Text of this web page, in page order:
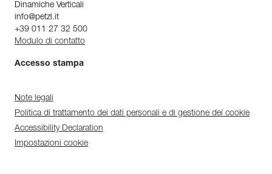
Dinamiche Verticali
info@petzl.it
+39 011 27 32 500
Modulo di contatto
Accesso stampa
Note legali
Politica di trattamento dei dati personali e di gestione dei cookie
Accessibility Declaration
Impostazioni cookie